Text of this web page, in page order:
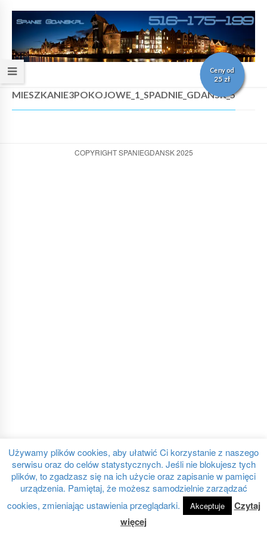
Ceny od
25 zł
MIESZKANIE3POKOJOWE_1_SPADNIE_GDANSK_5
COPYRIGHT SPANIEGDANSK 2025
Używamy plików cookies, aby ułatwić Ci korzystanie z naszego
serwisu oraz do celów statystycznych. Jeśli nie blokujesz tych
plików, to zgadzasz się na ich użycie oraz zapisanie w pamięci
urządzenia. Pamiętaj, że możesz samodzielnie zarządzać
cookies, zmieniając ustawienia przeglądarki.
Akceptuje
Czytaj
więcej